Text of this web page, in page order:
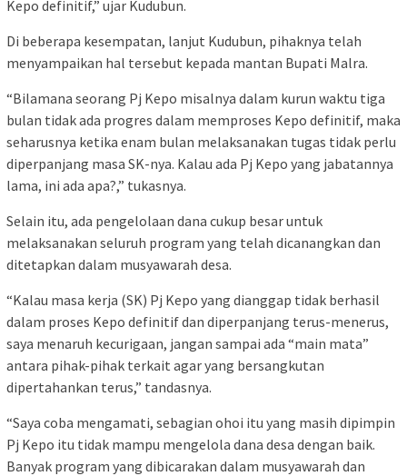
Kepo definitif,” ujar Kudubun.
Di beberapa kesempatan, lanjut Kudubun, pihaknya telah
menyampaikan hal tersebut kepada mantan Bupati Malra.
“Bilamana seorang Pj Kepo misalnya dalam kurun waktu tiga
bulan tidak ada progres dalam memproses Kepo definitif, maka
seharusnya ketika enam bulan melaksanakan tugas tidak perlu
diperpanjang masa SK-nya. Kalau ada Pj Kepo yang jabatannya
lama, ini ada apa?,” tukasnya.
Selain itu, ada pengelolaan dana cukup besar untuk
melaksanakan seluruh program yang telah dicanangkan dan
ditetapkan dalam musyawarah desa.
“Kalau masa kerja (SK) Pj Kepo yang dianggap tidak berhasil
dalam proses Kepo definitif dan diperpanjang terus-menerus,
saya menaruh kecurigaan, jangan sampai ada “main mata”
antara pihak-pihak terkait agar yang bersangkutan
dipertahankan terus,” tandasnya.
“Saya coba mengamati, sebagian ohoi itu yang masih dipimpin
Pj Kepo itu tidak mampu mengelola dana desa dengan baik.
Banyak program yang dibicarakan dalam musyawarah dan